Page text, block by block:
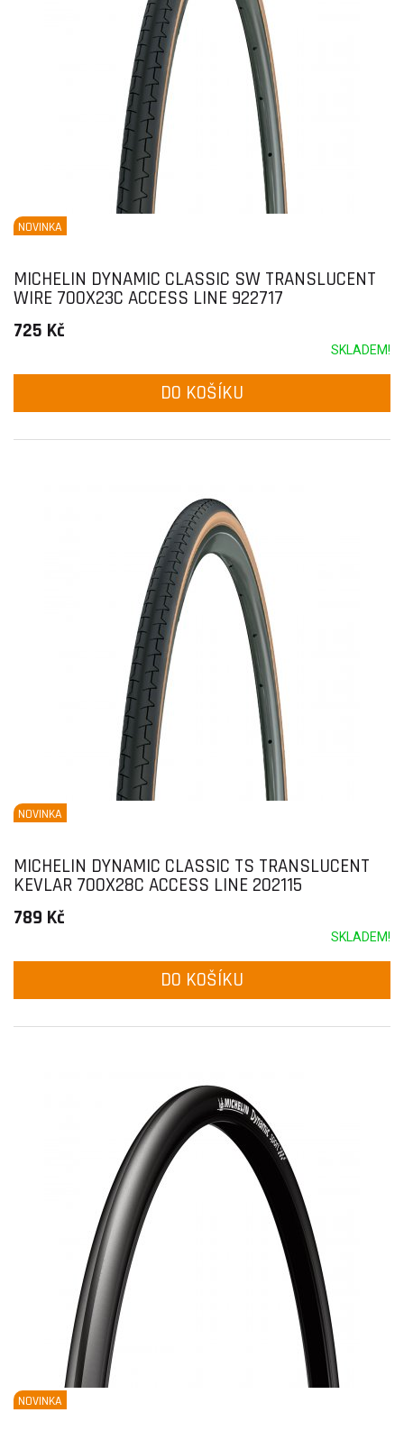
NOVINKA
MICHELIN DYNAMIC CLASSIC SW TRANSLUCENT
WIRE 700X23C ACCESS LINE 922717
725 Kč
SKLADEM!
DO KOŠÍKU
NOVINKA
MICHELIN DYNAMIC CLASSIC TS TRANSLUCENT
KEVLAR 700X28C ACCESS LINE 202115
789 Kč
SKLADEM!
DO KOŠÍKU
NOVINKA